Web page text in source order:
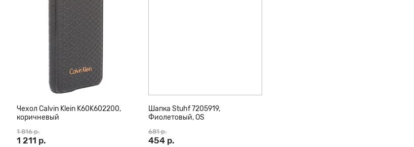
Чехол Calvin Klein K60K602200,
коричневый
1 816 р.
1 211 р.
Шапка Stuhf 7205919,
Фиолетовый, OS
681 р.
454 р.